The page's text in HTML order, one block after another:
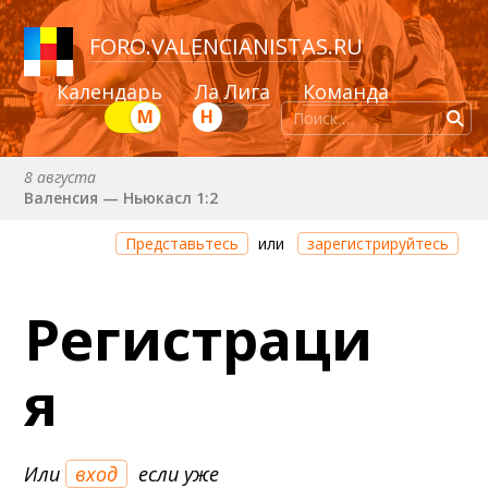
FORO.VALENCIANISTAS.RU
Календарь Ла Лига Команда
Н
М
8 августа
Валенсия — Ньюкасл 1:2
Через 12 дней 9 часов 45 минут
Валенсия — Сельта
Валенсия — Бетис
30 августа (вс) в 19:30 (исп)
6 сентября (вс) в 16:15 (исп)
Представьтесь или зарегистрируйтесь
Регистраци
я
Или вход если уже